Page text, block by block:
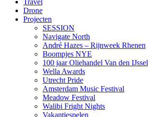
Travel
Drone
Projecten
SESSION
Navigate North
André Hazes – Rijnweek Rhenen
Boompjes NYE
100 jaar Oliehandel Van den IJssel
Wella Awards
Utrecht Pride
Amsterdam Music Festival
Meadow Festival
Walibi Fright Nights
Vakantiespelen